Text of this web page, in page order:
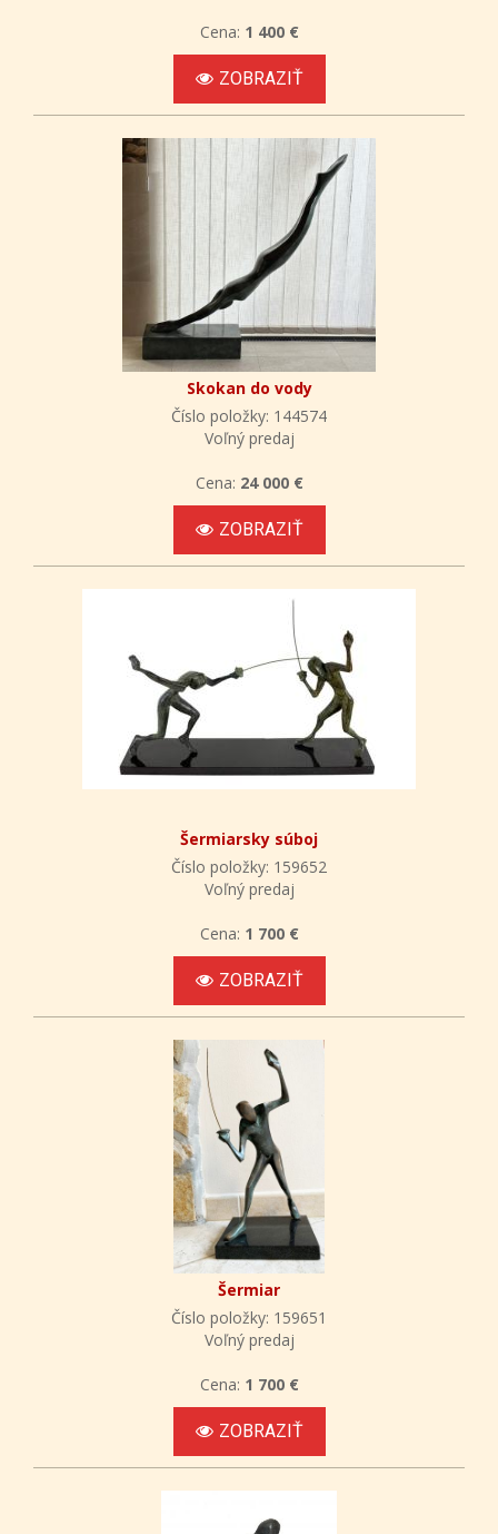
Cena: 1 400 €
ZOBRAZIŤ
Skokan do vody
Číslo položky: 144574
Voľný predaj
Cena: 24 000 €
ZOBRAZIŤ
Šermiarsky súboj
Číslo položky: 159652
Voľný predaj
Cena: 1 700 €
ZOBRAZIŤ
Šermiar
Číslo položky: 159651
Voľný predaj
Cena: 1 700 €
ZOBRAZIŤ